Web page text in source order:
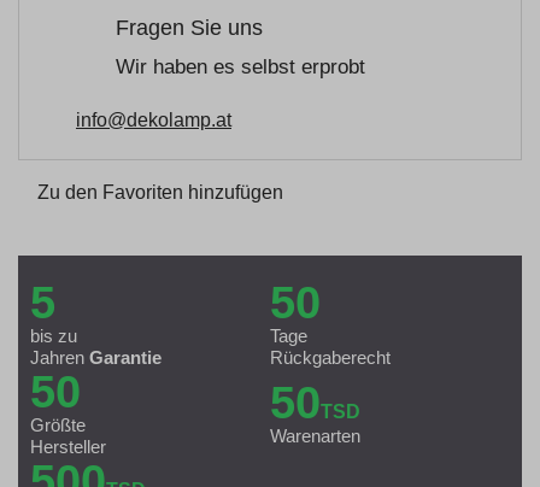
Fragen Sie uns
Wir haben es selbst erprobt
info@dekolamp.at
Zu den Favoriten hinzufügen
5
bis zu
Jahren Garantie
50
Tage
Rückgaberecht
50
Größte
Hersteller
50TSD
Warenarten